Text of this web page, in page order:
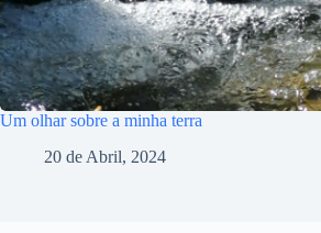
Um olhar sobre a minha terra
20 de Abril, 2024